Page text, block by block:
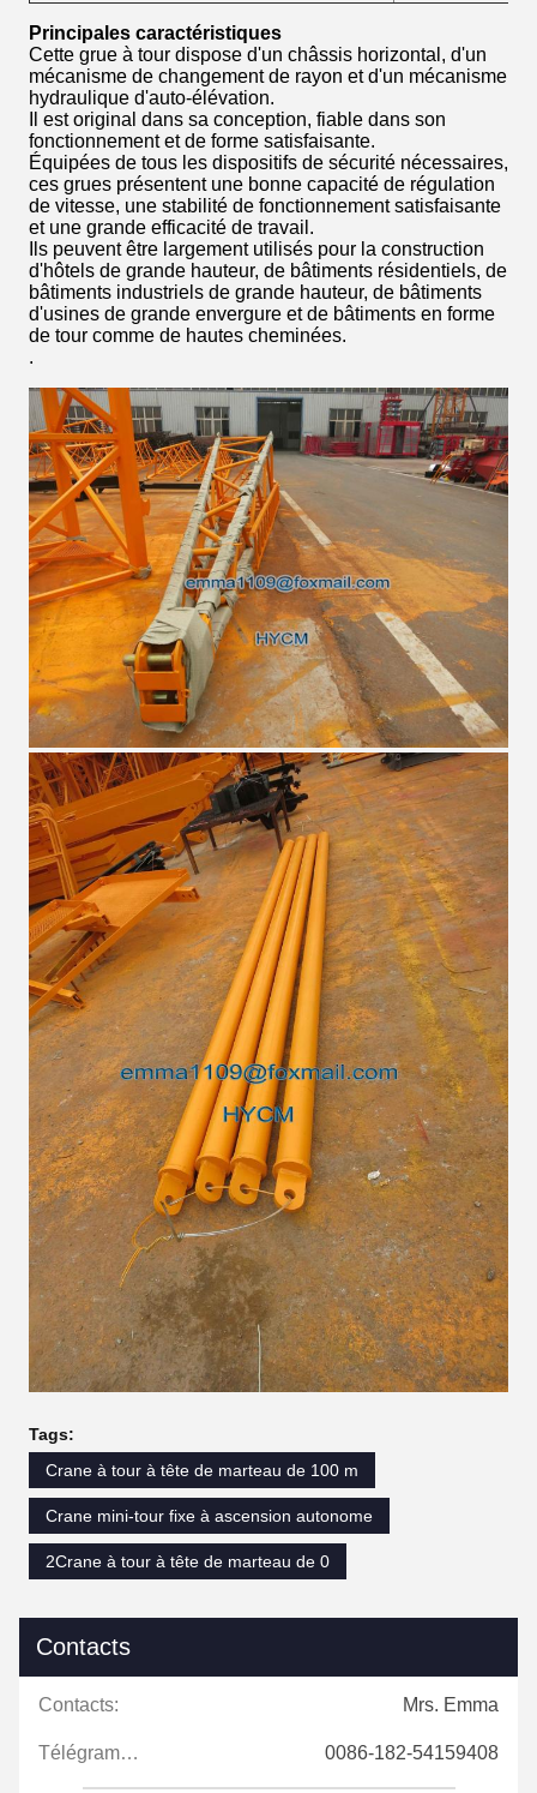
Principales caractéristiques
Cette grue à tour dispose d'un châssis horizontal, d'un
mécanisme de changement de rayon et d'un mécanisme
hydraulique d'auto-élévation.
Il est original dans sa conception, fiable dans son
fonctionnement et de forme satisfaisante.
Équipées de tous les dispositifs de sécurité nécessaires,
ces grues présentent une bonne capacité de régulation
de vitesse, une stabilité de fonctionnement satisfaisante
et une grande efficacité de travail.
Ils peuvent être largement utilisés pour la construction
d'hôtels de grande hauteur, de bâtiments résidentiels, de
bâtiments industriels de grande hauteur, de bâtiments
d'usines de grande envergure et de bâtiments en forme
de tour comme de hautes cheminées.
.
Tags:
Crane à tour à tête de marteau de 100 m
Crane mini-tour fixe à ascension autonome
2Crane à tour à tête de marteau de 0
Contacts
Contacts: Mrs. Emma
Télégramme: 0086-182-54159408